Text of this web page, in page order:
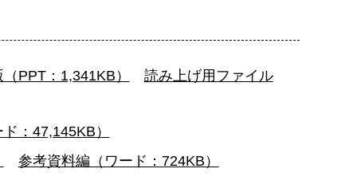
PPT：1,341KB）
読み上げ用ファイル
：47,145KB）
参考資料編（ワード：724KB）